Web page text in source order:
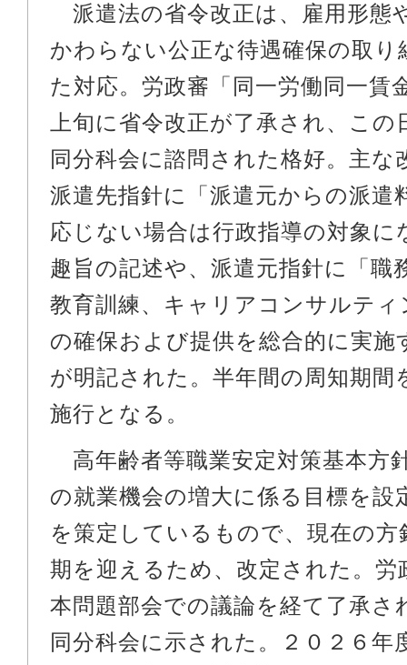
派遣法の省令改正は、雇用形態
かわらない公正な待遇確保の取り
た対応。労政審「同一労働同一賃
上旬に省令改正が了承され、この
同分科会に諮問された格好。主な
派遣先指針に「派遣元からの派遣
応じない場合は行政指導の対象に
趣旨の記述や、派遣元指針に「職
教育訓練、キャリアコンサルティ
の確保および提供を総合的に実施
が明記された。半年間の周知期間
施行となる。
高年齢者等職業安定対策基本方
の就業機会の増大に係る目標を設
を策定しているもので、現在の方
期を迎えるため、改定された。労
本問題部会での議論を経て了承さ
同分科会に示された。２０２６年